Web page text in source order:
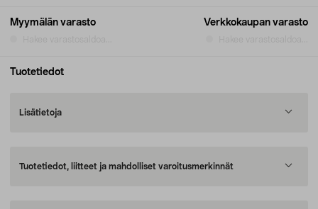
Myymälän varasto Verkkokaupan varasto
Tuotetiedot
Lisätietoja
Tuotetiedot, liitteet ja mahdolliset varoitusmerkinnät